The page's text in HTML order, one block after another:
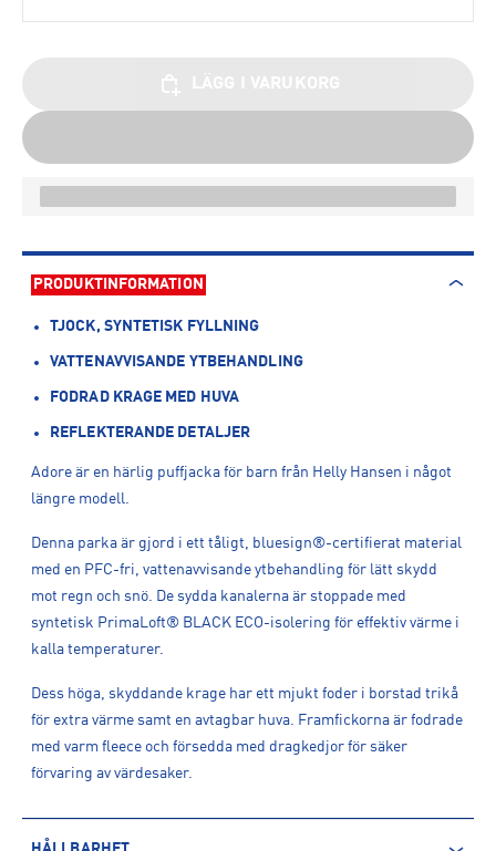
PRODUKTINFORMATION
TJOCK, SYNTETISK FYLLNING
VATTENAVVISANDE YTBEHANDLING
FODRAD KRAGE MED HUVA
REFLEKTERANDE DETALJER
Adore är en härlig puffjacka för barn från Helly Hansen i något
längre modell.
Denna parka är gjord i ett tåligt, bluesign®-certifierat material
med en PFC-fri, vattenavvisande ytbehandling för lätt skydd
mot regn och snö. De sydda kanalerna är stoppade med
syntetisk PrimaLoft® BLACK ECO-isolering för effektiv värme i
kalla temperaturer.
Dess höga, skyddande krage har ett mjukt foder i borstad trikå
för extra värme samt en avtagbar huva. Framfickorna är fodrade
med varm fleece och försedda med dragkedjor för säker
förvaring av värdesaker.